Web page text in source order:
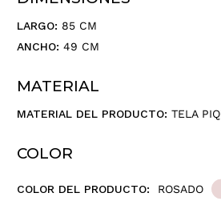
LARGO: 85 CM
ANCHO: 49 CM
MATERIAL
MATERIAL DEL PRODUCTO: TELA
COLOR
COLOR DEL PRODUCTO: ROSADO